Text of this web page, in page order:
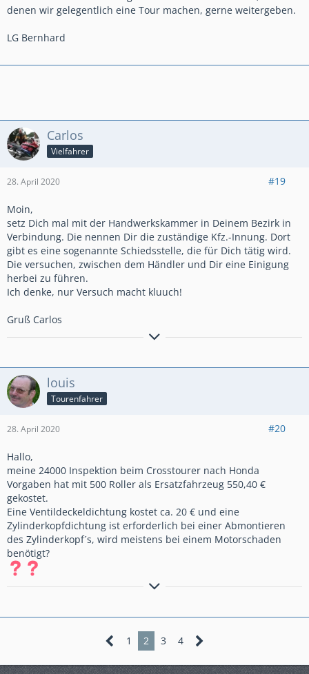
denen wir gelegentlich eine Tour machen, gerne weitergeben.
LG Bernhard
Carlos
Vielfahrer
28. April 2020 #19
Moin,
setz Dich mal mit der Handwerkskammer in Deinem Bezirk in
Verbindung. Die nennen Dir die zuständige Kfz.-Innung. Dort
gibt es eine sogenannte Schiedsstelle, die für Dich tätig wird.
Die versuchen, zwischen dem Händler und Dir eine Einigung
herbei zu führen.
Ich denke, nur Versuch macht kluuch!
Gruß Carlos
Herzliche Grüße vom Carlos
Crosstourer DCT (SC 76) rot/schwarz aus 2019
louis
Tourenfahrer
28. April 2020 #20
Hallo,
meine 24000 Inspektion beim Crosstourer nach Honda
Vorgaben hat mit 500 Roller als Ersatzfahrzeug 550,40 €
gekostet.
Eine Ventildeckeldichtung kostet ca. 20 € und eine
Zylinderkopfdichtung ist erforderlich bei einer Abmontieren
des Zylinderkopf´s, wird meistens bei einem Motorschaden
benötigt?
immer eine Gute Fahrt,
Louis
1
2 3 4